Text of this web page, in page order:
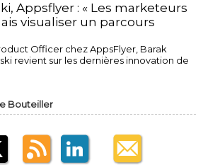
Appsflyer : « Les marketeurs
visualiser un parcours
Officer chez AppsFlyer, ​Barak
revient sur les dernières innovation de
Bouteiller